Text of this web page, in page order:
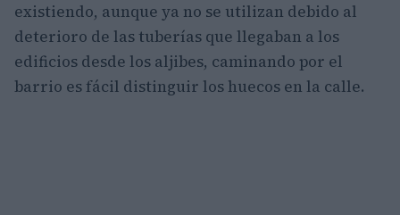
existiendo, aunque ya no se utilizan debido al
deterioro de las tuberías que llegaban a los
edificios desde los aljibes, caminando por el
barrio es fácil distinguir los huecos en la calle.